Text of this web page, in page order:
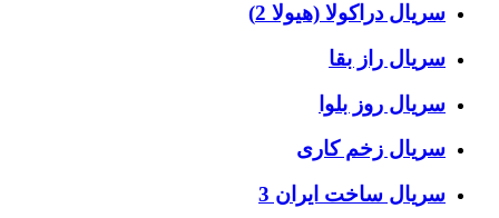
سریال دراکولا (هیولا 2)
سریال راز بقا
سریال روز بلوا
سریال زخم کاری
سریال ساخت ایران 3